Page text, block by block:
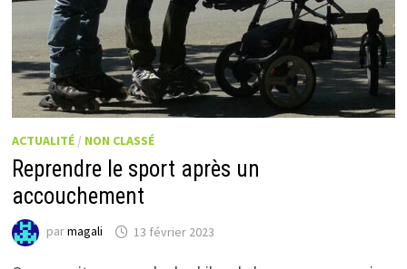
ACTUALITÉ / NON CLASSÉ
Reprendre le sport après un
accouchement
parmagali 13 février 2023